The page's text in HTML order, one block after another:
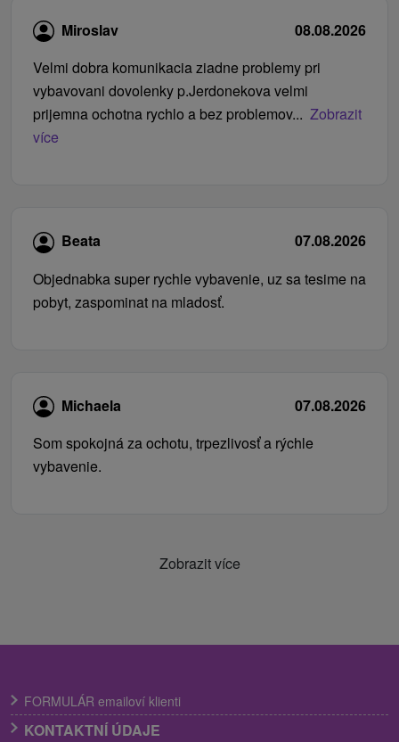
Miroslav
08.08.2026
Velmi dobra komunikacia ziadne problemy pri
vybavovani dovolenky p.Jerdonekova velmi
prijemna ochotna rychlo a bez problemov... Zobrazit
více
Beata
07.08.2026
Objednabka super rychle vybavenie, uz sa tesime na
pobyt, zaspominat na mladosť.
Michaela
07.08.2026
Som spokojná za ochotu, trpezlivosť a rýchle
vybavenie.
Zobrazit více
FORMULÁR emailoví klienti
KONTAKTNÍ ÚDAJE